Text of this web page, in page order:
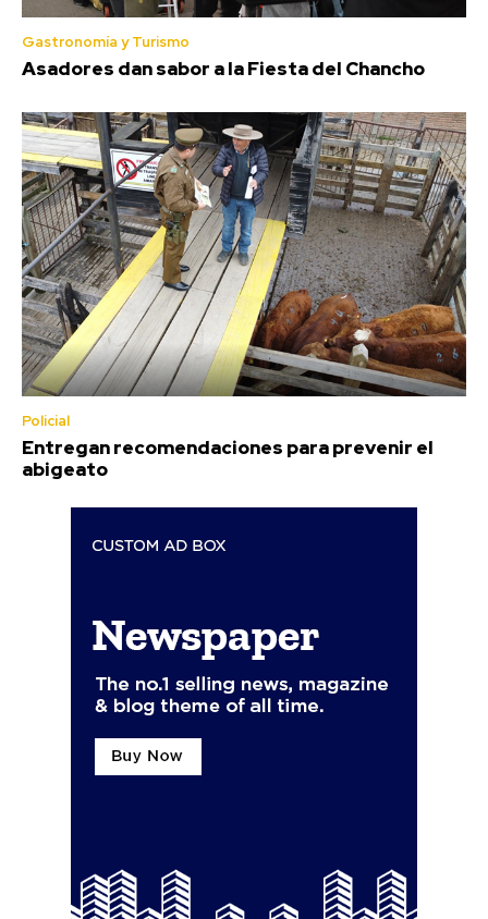
Gastronomía y Turismo
Asadores dan sabor a la Fiesta del Chancho
Policial
Entregan recomendaciones para prevenir el
abigeato